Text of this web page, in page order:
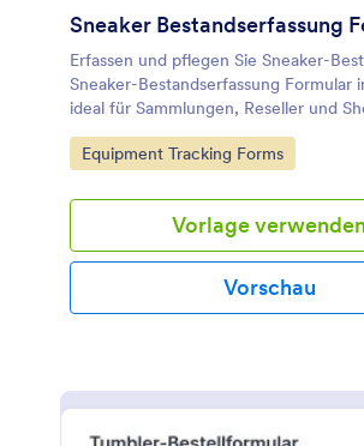
empfangen.
Sneaker Bestandserfassung
Erfassen und pflegen Sie Sneaker-
Sneaker-Bestandserfassung Formular
ideal für Sammlungen, Reseller und
Datenaufnahme vereinheitlichen und
Formularantworten zentral verwalten
Go to Category:
Equipment Tracking Forms
Vorlage
Vorschau